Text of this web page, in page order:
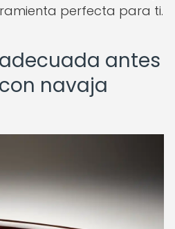
perfecta para ti.
antes
navaja